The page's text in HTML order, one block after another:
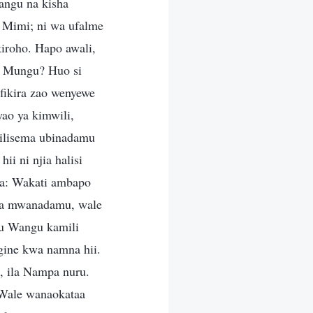
Mimi; ni wa ufalme
Hapo awali,
Huo si
zao wenyewe
ya kimwili,
ubinadamu
hii ni njia halisi
Wakati ambapo
mwanadamu, wale
Wangu kamili
kwa namna hii.
ila Nampa nuru.
wanaokataa